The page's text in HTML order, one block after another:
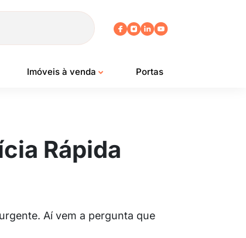
Imóveis à venda Portas
Rápida
Aí vem a pergunta que